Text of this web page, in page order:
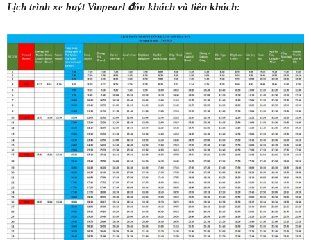
Lịch trình xe buýt Vinpearl đón khách và tiễn khách: